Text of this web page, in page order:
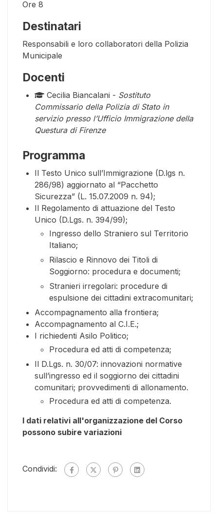
Ore 8
Destinatari
Responsabili e loro collaboratori della Polizia
Municipale
Docenti
Cecilia Biancalani - Sostituto
Commissario della Polizia di Stato in
servizio presso l’Ufficio Immigrazione della
Questura di Firenze
Programma
Il Testo Unico sull’Immigrazione (D.lgs n.
286/98) aggiornato al “Pacchetto
Sicurezza” (L. 15.07.2009 n. 94);
Il Regolamento di attuazione del Testo
Unico (D.Lgs. n. 394/99);
Ingresso dello Straniero sul Territorio
Italiano;
Rilascio e Rinnovo dei Titoli di
Soggiorno: procedura e documenti;
Stranieri irregolari: procedure di
espulsione dei cittadini extracomunitari;
Accompagnamento alla frontiera;
Accompagnamento al C.I.E.;
I richiedenti Asilo Politico;
Procedura ed atti di competenza;
Il D.Lgs. n. 30/07: innovazioni normative
sull’ingresso ed il soggiorno dei cittadini
comunitari; provvedimenti di allonamento.
Procedura ed atti di competenza.
I dati relativi all'organizzazione del Corso
possono subire variazioni
Condividi: